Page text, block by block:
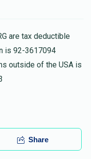
are tax deductible
is 92-3617094
outside of the USA is
Share